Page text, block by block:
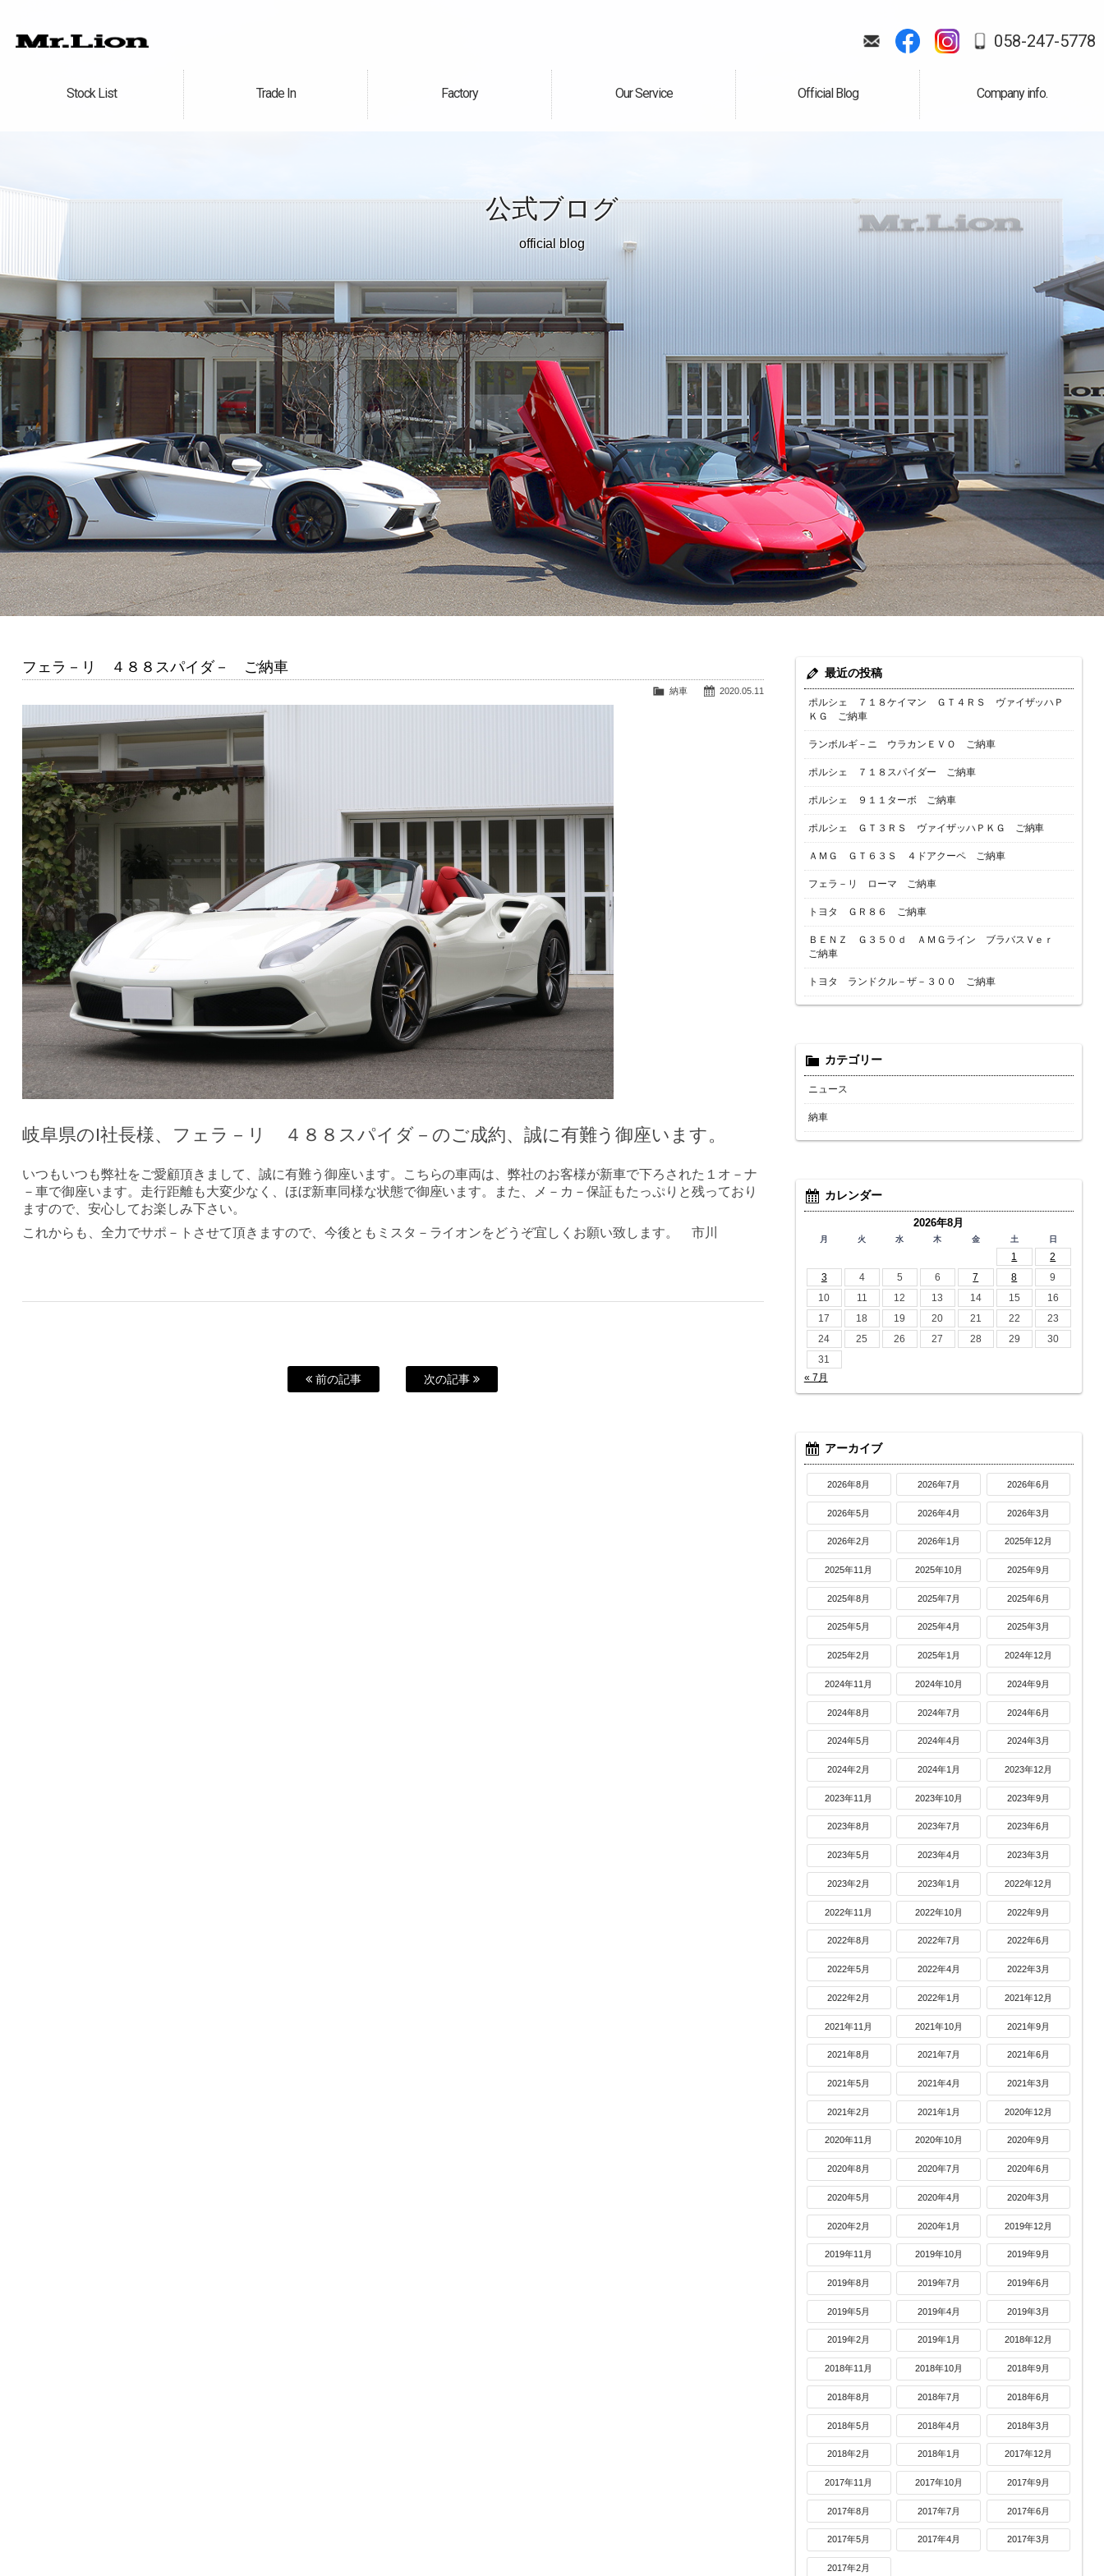
058-247-5778
Stock List
在庫車情報 Trade In
買取無料査定 Factory
自社工場 Our Service
サービス案内 Official Blog
公式ブログ Company info.
会社案内
公式ブログ
official blog
フェラ－リ ４８８スパイダ－ ご納車
2020.05.11
納車
岐阜県のI社長様、フェラ－リ ４８８スパイダ－のご成約、誠に有難う御座います。
いつもいつも弊社をご愛顧頂きまして、誠に有難う御座います。こちらの車両は、弊社のお客様が新車で下ろされた１オ－ナ
－車で御座います。走行距離も大変少なく、ほぼ新車同様な状態で御座います。また、メ－カ－保証もたっぷりと残っており
ますので、安心してお楽しみ下さい。
これからも、全力でサポ－トさせて頂きますので、今後ともミスタ－ライオンをどうぞ宜しくお願い致します。 市川
前の記事 次の記事
最近の投稿
ポルシェ ７１８ケイマン ＧＴ４ＲＳ ヴァイザッハＰ
ＫＧ ご納車
ランボルギ－ニ ウラカンＥＶＯ ご納車
ポルシェ ７１８スパイダー ご納車
ポルシェ ９１１ターボ ご納車
ポルシェ ＧＴ３ＲＳ ヴァイザッハＰＫＧ ご納車
ＡＭＧ ＧＴ６３Ｓ ４ドアクーペ ご納車
フェラ－リ ローマ ご納車
トヨタ ＧＲ８６ ご納車
ＢＥＮＺ Ｇ３５０ｄ ＡＭＧライン ブラバスＶｅｒ
ご納車
トヨタ ランドクル－ザ－３００ ご納車
カテゴリー
ニュース
納車
カレンダー
2026年8月
月 火 水 木 金 土 日
1
2
3
4 5 6 7 8
9
10
11 12 13 14 15
16
17
18 19 20 21 22
23
24
25 26 27 28 29
30
31
« 7月
アーカイブ
2026年8月 2026年7月 2026年6月
2026年5月 2026年4月 2026年3月
2026年2月 2026年1月 2025年12月
2025年11月 2025年10月 2025年9月
2025年8月 2025年7月 2025年6月
2025年5月 2025年4月 2025年3月
2025年2月 2025年1月 2024年12月
2024年11月 2024年10月 2024年9月
2024年8月 2024年7月 2024年6月
2024年5月 2024年4月 2024年3月
2024年2月 2024年1月 2023年12月
2023年11月 2023年10月 2023年9月
2023年8月 2023年7月 2023年6月
2023年5月 2023年4月 2023年3月
2023年2月 2023年1月 2022年12月
2022年11月 2022年10月 2022年9月
2022年8月 2022年7月 2022年6月
2022年5月 2022年4月 2022年3月
2022年2月 2022年1月 2021年12月
2021年11月 2021年10月 2021年9月
2021年8月 2021年7月 2021年6月
2021年5月 2021年4月 2021年3月
2021年2月 2021年1月 2020年12月
2020年11月 2020年10月 2020年9月
2020年8月 2020年7月 2020年6月
2020年5月 2020年4月 2020年3月
2020年2月 2020年1月 2019年12月
2019年11月 2019年10月 2019年9月
2019年8月 2019年7月 2019年6月
2019年5月 2019年4月 2019年3月
2019年2月 2019年1月 2018年12月
2018年11月 2018年10月 2018年9月
2018年8月 2018年7月 2018年6月
2018年5月 2018年4月 2018年3月
2018年2月 2018年1月 2017年12月
2017年11月 2017年10月 2017年9月
2017年8月 2017年7月 2017年6月
2017年5月 2017年4月 2017年3月
2017年2月